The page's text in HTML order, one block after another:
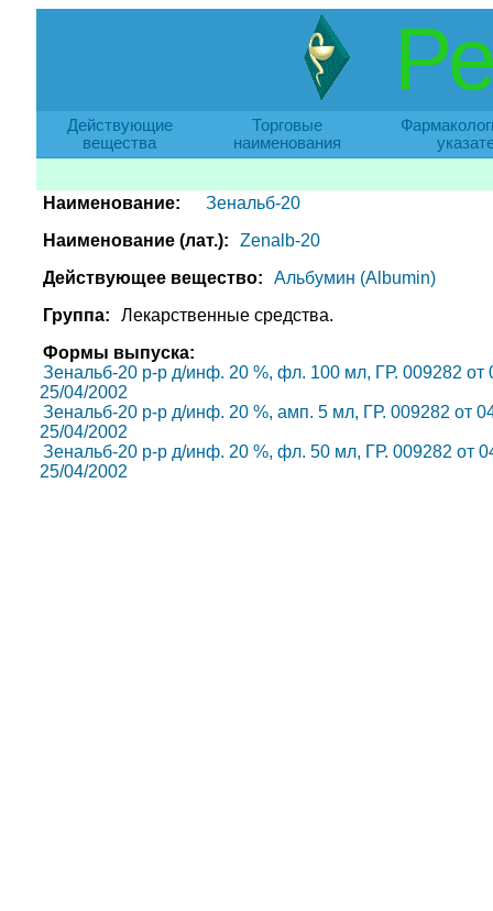
Действующие
вещества
Торговые
наименования
Наименование:
Зенальб-20
Наименование (лат.):
Zenalb-20
Действующее вещество:
Альбумин (Albumin)
Группа:
Лекарственные средства.
Формы выпуска:
Зенальб-20 р-р д/инф. 20 %, фл. 100 мл, ГР. 009282
25/04/2002
Зенальб-20 р-р д/инф. 20 %, амп. 5 мл, ГР. 009282 от
25/04/2002
Зенальб-20 р-р д/инф. 20 %, фл. 50 мл, ГР. 009282 от
25/04/2002